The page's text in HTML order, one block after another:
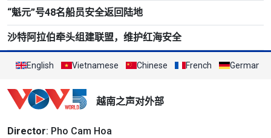
“魁元”号48名船员安全返回陆地
沙特阿拉伯牵头组建联盟，维护红海安全
English Vietnamese Chinese French German
越南之声对外部
Director: Pho Cam Hoa